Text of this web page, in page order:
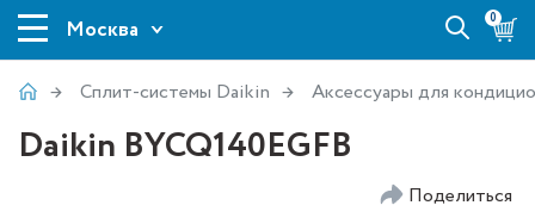
Москва 0
Сплит-системы Daikin Аксессуары для
Daikin BYCQ140EGFB
Поделиться